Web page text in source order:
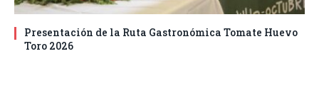
Presentación de la Ruta Gastronómica Tomate Huevo
Toro 2026